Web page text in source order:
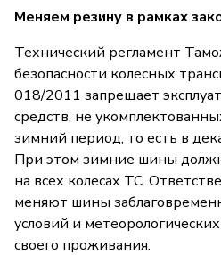
Меняем резину в рамках
Технический регламент
безопасности колесных
018/2011 запрещает
средств, не
зимний период, то есть в
При этом зимние шины
на всех колесах ТС.
меняют шины
условий и
своего проживания.